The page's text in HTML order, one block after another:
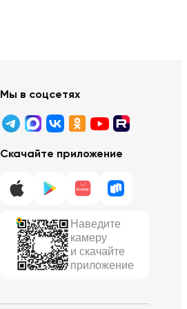
Мы в соцсетях
Скачайте приложение
Наведите
камеру
и скачайте
приложение